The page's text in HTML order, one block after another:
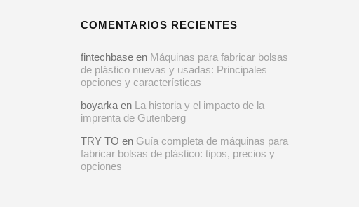
COMENTARIOS RECIENTES
fintechbase en Máquinas para fabricar bolsas
de plástico nuevas y usadas: Principales
opciones y características
boyarka en La historia y el impacto de la
imprenta de Gutenberg
TRY TO en Guía completa de máquinas para
fabricar bolsas de plástico: tipos, precios y
opciones